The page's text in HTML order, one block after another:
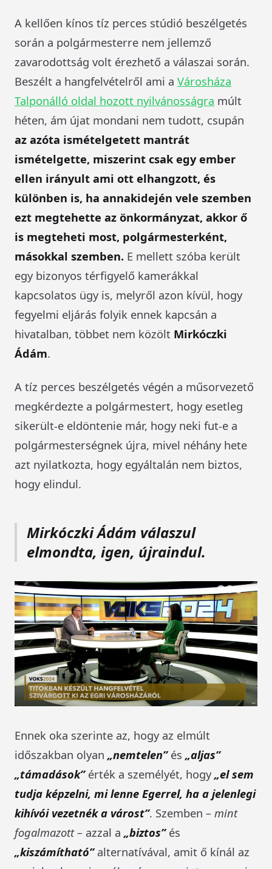
A kellően kínos tíz perces stúdió beszélgetés
során a polgármesterre nem jellemző
zavarodottság volt érezhető a válaszai során.
Beszélt a hangfelvételről ami a Városháza
Talponálló oldal hozott nyilvánosságra múlt
héten, ám újat mondani nem tudott, csupán
az azóta ismételgetett mantrát
ismételgette, miszerint csak egy ember
ellen irányult ami ott elhangzott, és
különben is, ha annakidején vele szemben
ezt megtehette az önkormányzat, akkor ő
is megteheti most, polgármesterként,
másokkal szemben. E mellett szóba került
egy bizonyos térfigyelő kamerákkal
kapcsolatos ügy is, melyről azon kívül, hogy
fegyelmi eljárás folyik ennek kapcsán a
hivatalban, többet nem közölt Mirkóczki
Ádám.
A tíz perces beszélgetés végén a műsorvezető
megkérdezte a polgármestert, hogy esetleg
sikerült-e eldöntenie már, hogy neki fut-e a
polgármesterségnek újra, mivel néhány hete
azt nyilatkozta, hogy egyáltalán nem biztos,
hogy elindul.
Mirkóczki Ádám válaszul
elmondta, igen, újraindul.
Ennek oka szerinte az, hogy az elmúlt
időszakban olyan „nemtelen”és „aljas”
„támadások”érték a személyét, hogy„el sem
tudja képzelni, mi lenne Egerrel, ha a jelenlegi
kihívói vezetnék a várost”. Szemben – mint
fogalmazott – azzal a „biztos”és
„kiszámítható”alternatívával, amit ő kínál az